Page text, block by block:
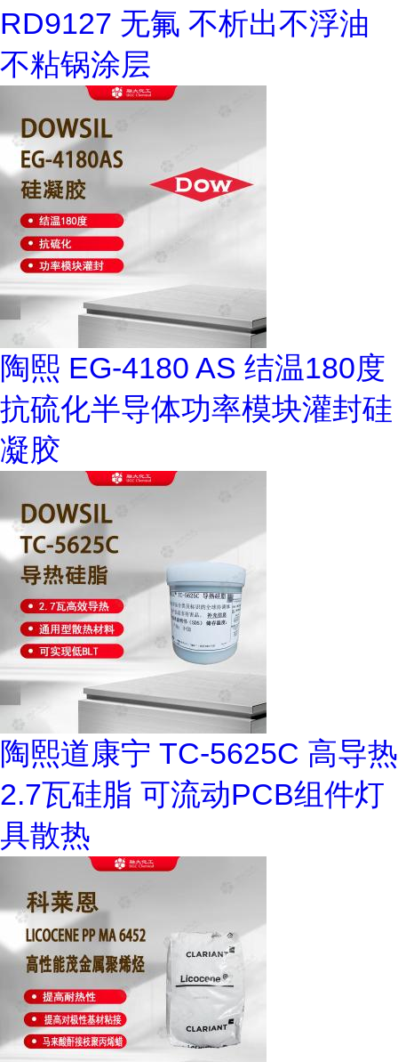
RD9127 无氟 不析出不浮油
不粘锅涂层
陶熙 EG-4180 AS 结温180度
抗硫化半导体功率模块灌封硅
凝胶
陶熙道康宁 TC-5625C 高导热
2.7瓦硅脂 可流动PCB组件灯
具散热